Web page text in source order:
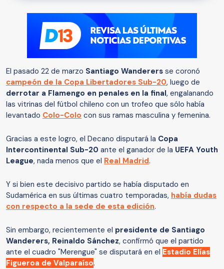
El pasado 22 de marzo Santiago Wanderers se coronó
campeón de la Copa Libertadores Sub-20, luego de
derrotar a Flamengo en penales en la final, engalanando
las vitrinas del fútbol chileno con un trofeo que sólo había
levantado Colo-Colo con sus ramas masculina y femenina.
Gracias a este logro, el Decano disputará la Copa
Intercontinental Sub-20 ante el ganador de la UEFA Youth
League, nada menos que el Real Madrid.
Y si bien este decisivo partido se había disputado en
Sudamérica en sus últimas cuatro temporadas, había dudas
con respecto a la sede de esta edición.
Sin embargo, recientemente el presidente de Santiago
Wanderers, Reinaldo Sánchez, confirmó que el partido
ante el cuadro "Merengue" se disputará en el Estadio Elías
Figueroa de Valparaíso.